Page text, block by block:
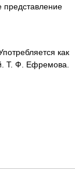
представление
как
Т. Ф. Ефремова.